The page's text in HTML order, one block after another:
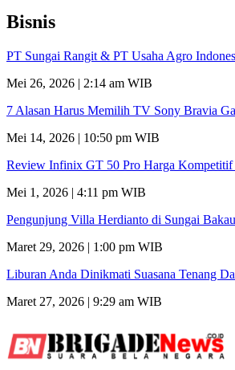
Bisnis
PT Sungai Rangit & PT Usaha Agro
Mei 26, 2026 | 2:14 am WIB
7 Alasan Harus Memilih TV Sony Bravia
Mei 14, 2026 | 10:50 pm WIB
Review Infinix GT 50 Pro Harga Kompetitif
Mei 1, 2026 | 4:11 pm WIB
Pengunjung Villa Herdianto di Sungai
Maret 29, 2026 | 1:00 pm WIB
Liburan Anda Dinikmati Suasana Tenang
Maret 27, 2026 | 9:29 am WIB